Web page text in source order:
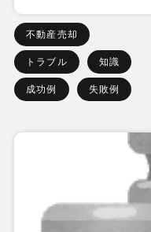
不動産売却
トラブル 知識
成功例 失敗例